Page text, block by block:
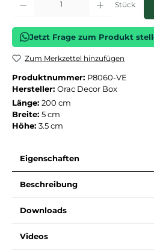
Stück
Jetzt Frage zum Produkt
Zum Merkzettel hinzufügen
Produktnummer: P8060-VE
Hersteller: Orac Decor Box
Länge: 200 cm
Breite: 5 cm
Höhe: 3.5 cm
Eigenschaften
Beschreibung
Downloads
Videos